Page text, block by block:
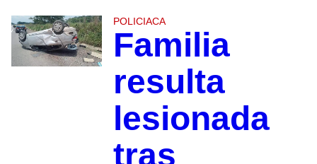
POLICIACA
Familia
resulta
lesionada
tras